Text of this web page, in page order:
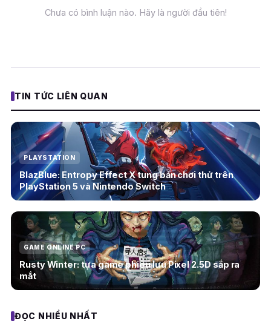
Chưa có bình luận nào. Hãy là người đầu tiên!
TIN TỨC LIÊN QUAN
PLAYSTATION
BlazBlue: Entropy Effect X tung bản chơi thử trên
PlayStation 5 và Nintendo Switch
GAME ONLINE PC
Rusty Winter: tựa game phiêu lưu Pixel 2.5D sắp ra
mắt
ĐỌC NHIỀU NHẤT